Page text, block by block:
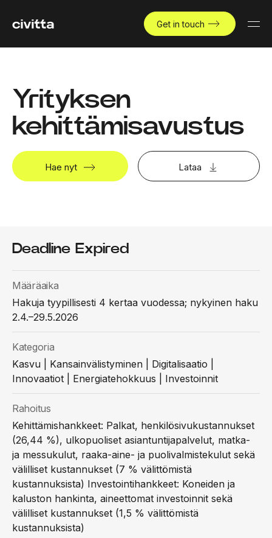
Get in touch
Yrityksen
kehittämisavustus
Hae nyt Lataa
Deadline Expired
Määräaika
Hakuja tyypillisesti 4 kertaa vuodessa; nykyinen haku
2.4.–29.5.2026
Kategoria
Kasvu | Kansainvälistyminen | Digitalisaatio |
Innovaatiot | Energiatehokkuus | Investoinnit
Rahoitus
Kehittämishankkeet: Palkat, henkilösivukustannukset
(26,44 %), ulkopuoliset asiantuntijapalvelut, matka-
ja messukulut, raaka-aine- ja puolivalmistekulut sekä
välilliset kustannukset (7 % välittömistä
kustannuksista) Investointihankkeet: Koneiden ja
kaluston hankinta, aineettomat investoinnit sekä
välilliset kustannukset (1,5 % välittömistä
kustannuksista)